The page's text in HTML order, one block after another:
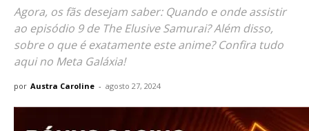
Agora, os fãs desejam saber: Quando e onde assistir
ao episódio 9 de The Elusive Samurai? Além disso,
sobre o que é exatamente este anime? Confira tudo
aqui no Meta Galáxia!
por Austra Caroline - agosto 27, 2024